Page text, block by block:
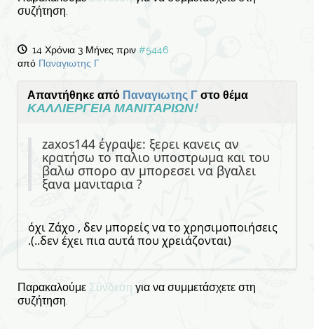
συζήτηση.
14 Χρόνια 3 Μήνες πριν #5446
από Παναγιωτης Γ
Απαντήθηκε από Παναγιωτης Γ στο θέμα
ΚΑΛΛΙΕΡΓΕΙΑ ΜΑΝΙΤΑΡΙΩΝ!
zaxos144 έγραψε: ξερει κανεις αν
κρατήσω το παλιο υποστρωμα και του
βαλω σπορο αν μπορεσει να βγαλει
ξανα μανιταρια ?
όχι Ζάχο , δεν μπορείς να το χρησιμοποιήσεις
.(..δεν έχει πια αυτά που χρειάζονται)
Παρακαλούμε Σύνδεση για να συμμετάσχετε στη
συζήτηση.